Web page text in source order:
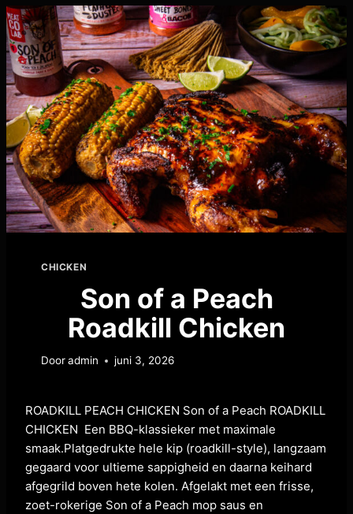
CHICKEN
Son of a Peach
Roadkill Chicken
Dooradmin juni 3, 2026
ROADKILL PEACH CHICKEN Son of a Peach ROADKILL
CHICKEN Een BBQ-klassieker met maximale
smaak.Platgedrukte hele kip (roadkill-style), langzaam
gegaard voor ultieme sappigheid en daarna keihard
afgegrild boven hete kolen. Afgelakt met een frisse,
zoet-rokerige Son of a Peach mop saus en